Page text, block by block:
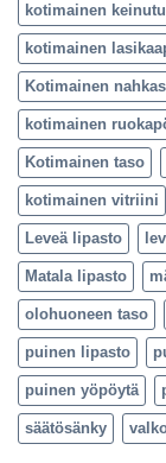
kotimainen
kotimainen
Kotimainen
kotimainen
Kotimainen taso
kotimainen vitriini
Leveä lipasto
Matala lipasto
olohuoneen taso
puinen lipasto
puinen yöpöytä
säätösänky